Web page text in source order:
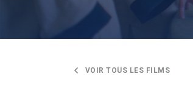
VOIR TOUS LES FILMS